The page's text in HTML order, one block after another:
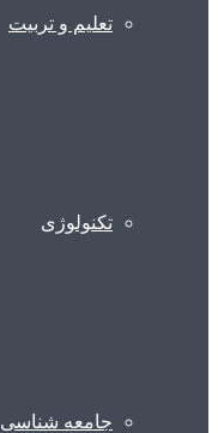
تعلیم و تربیت
تکنولوژی
جامعه شناسی